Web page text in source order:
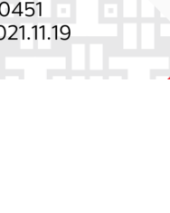
program LAZ)